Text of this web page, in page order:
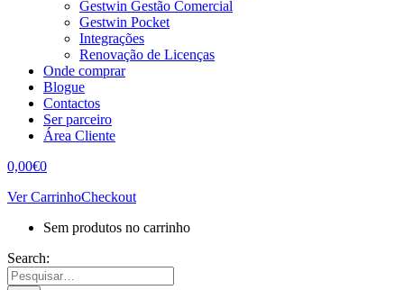
Gestwin Gestão Comercial
Gestwin Pocket
Integrações
Renovação de Licenças
Onde comprar
Blogue
Contactos
Ser parceiro
Área Cliente
0,00€0
Ver CarrinhoCheckout
Sem produtos no carrinho
Search: